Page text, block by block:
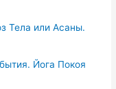
Тела или Асаны.
Йога Покоя